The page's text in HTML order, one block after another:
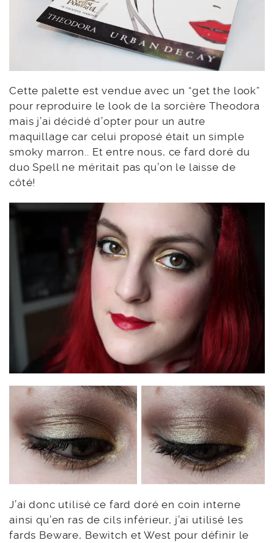
Cette palette est vendue avec un “get the look”
pour reproduire le look de la sorcière Theodora
mais j’ai décidé d’opter pour un autre
maquillage car celui proposé était un simple
smoky marron.. Et entre nous, ce fard doré du
duo Spell ne méritait pas qu’on le laisse de
côté!
J’ai donc utilisé ce fard doré en coin interne
ainsi qu’en ras de cils inférieur, j’ai utilisé les
fards Beware, Bewitch et West pour définir le